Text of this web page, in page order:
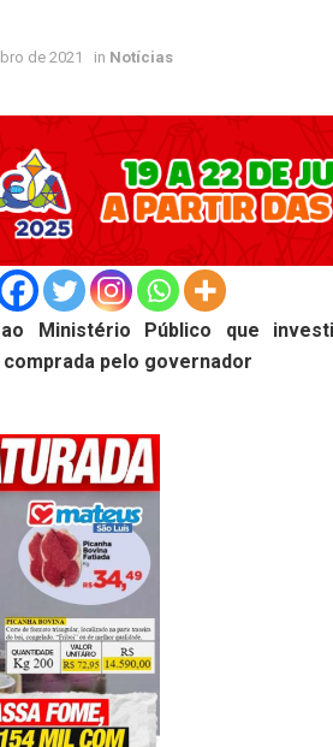
de 2021 in Notícias
Ministério Público que
pelo governador